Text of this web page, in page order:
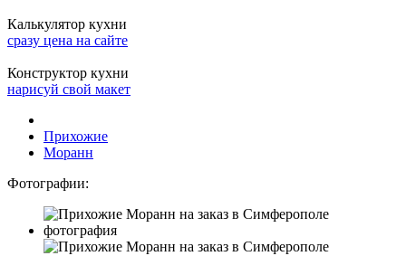
Калькулятор кухни
сразу цена на сайте
Конструктор кухни
нарисуй свой макет
Прихожие
Моранн
Фотографии: